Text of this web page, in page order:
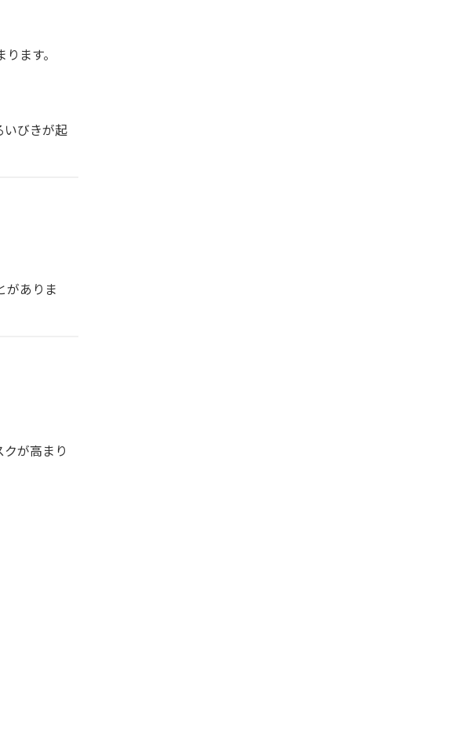
ます。
いびきが起
がありま
が高まり